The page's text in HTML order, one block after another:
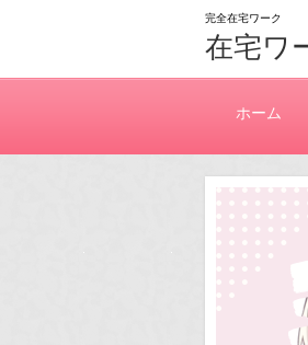
完全在宅ワーク
在宅ワ
ホーム